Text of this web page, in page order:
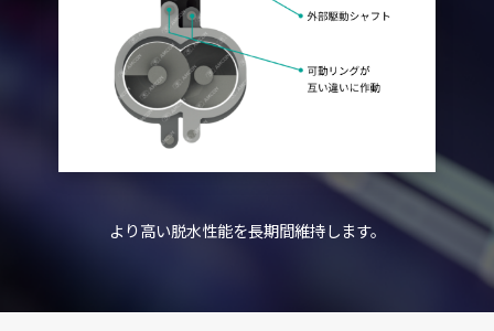
より高い脱水性能を長期間維持します。